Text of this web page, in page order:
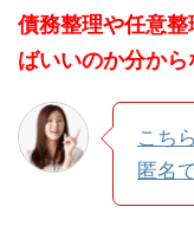
債務整理や任意
ばいいのか分から
こち
匿名